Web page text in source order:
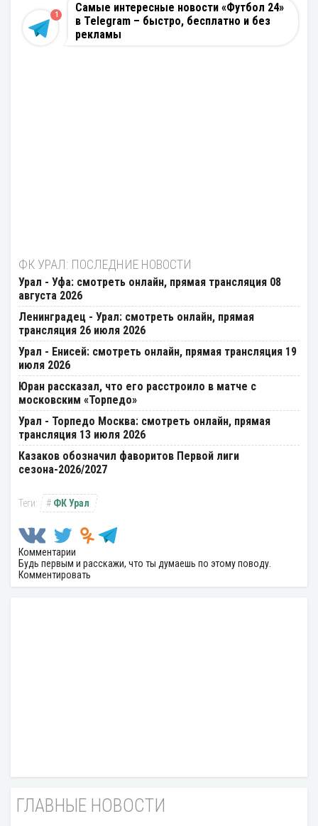
Самые интересные новости «Футбол 24»
в Telegram – быстро, бесплатно и без
рекламы
1
ФК УРАЛ: ПОСЛЕДНИЕ НОВОСТИ
Урал - Уфа: смотреть онлайн, прямая трансляция 08
августа 2026
Ленинградец - Урал: смотреть онлайн, прямая
трансляция 26 июля 2026
Урал - Енисей: смотреть онлайн, прямая трансляция 19
июля 2026
Юран рассказал, что его расстроило в матче с
московским «Торпедо»
Урал - Торпедо Москва: смотреть онлайн, прямая
трансляция 13 июля 2026
Казаков обозначил фаворитов Первой лиги
сезона-2026/2027
ФК Урал
Комментарии
Будь первым и расскажи, что ты думаешь по этому поводу.
Комментировать
ГЛАВНЫЕ НОВОСТИ